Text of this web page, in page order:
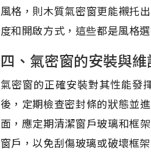
風格，則木質氣密窗更能襯托
度和開啟方式，這些都是風格
四、氣密窗的安裝與維
氣密窗的正確安裝對其性能發
後，定期檢查密封條的狀態並
面，應定期清潔窗戶玻璃和框
窗戶，以免刮傷玻璃或破壞框架